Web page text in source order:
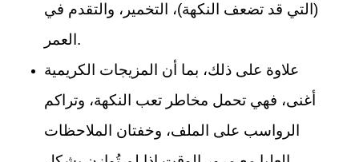
(التي قد تضعف النكهة)، التخمير، والتقدم في
العمر.
علاوة على ذلك، بما أن المزيجات الكريمية
أغنى، فهي تحمل مخاطر تعب النكهة، وتراكم
الرواسب على الملف، وخفتان الملاحظات